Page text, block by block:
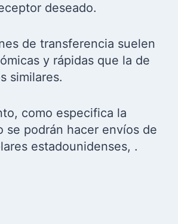
deseado.
de transferencia suelen
y rápidas que la de
similares.
como especifica la
se podrán hacer envíos de
estadounidenses, .